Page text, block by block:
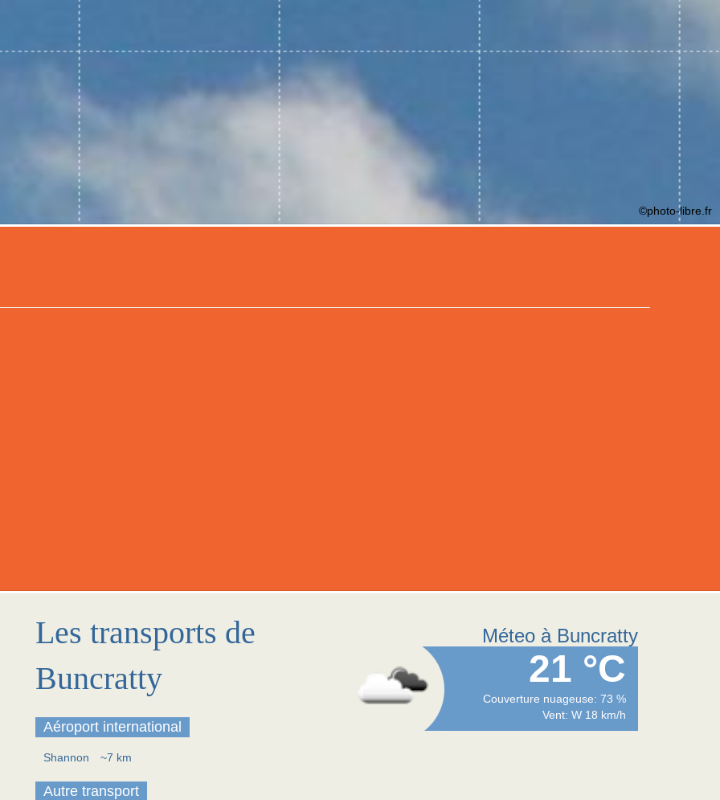
©photo-libre.fr
Les transports de
Buncratty
Aéroport international
Shannon ~7 km
Autre transport
Méteo à Buncratty
21 °C
Couverture nuageuse: 73 %
Vent: W 18 km/h